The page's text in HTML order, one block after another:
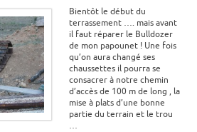
Bientôt le début du
terrassement …. mais avant
il faut réparer le Bulldozer
de mon papounet ! Une fois
qu’on aura changé ses
chaussettes il pourra se
consacrer à notre chemin
d’accès de 100 m de long , la
mise à plats d’une bonne
partie du terrain et le trou
…